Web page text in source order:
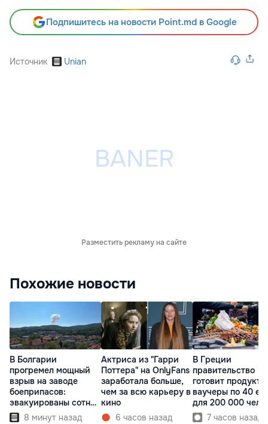
Подпишитесь на новости Point.md в Google
Источник Unian
Разместить рекламу на сайте
Похожие новости
В Болгарии
прогремел мощный
взрыв на заводе
боеприпасов:
эвакуированы сотни
людей8 минут назад
Актриса из "Гарри
Поттера" на OnlyFans
заработала больше,
чем за всю карьеру в
кино
6 часов назад
В Греции
правительство
готовит
ваучеры по 40
для 200 000
7 часов назад